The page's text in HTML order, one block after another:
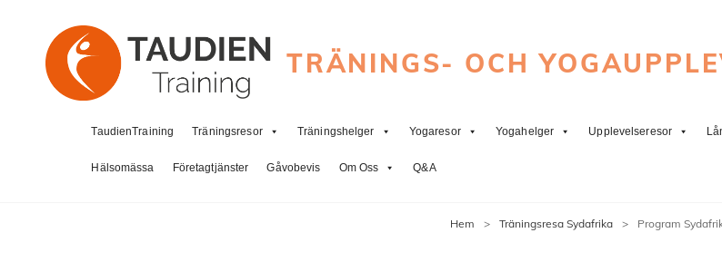
TRÄNINGS- OCH
TaudienTraining Träningsresor Träningshelger Yogaresor Yogahelger Upplevelseresor
Hälsomässa Företagtjänster Gåvobevis Om Oss Q&A
Hem > Träningsresa Sydafrika > Program